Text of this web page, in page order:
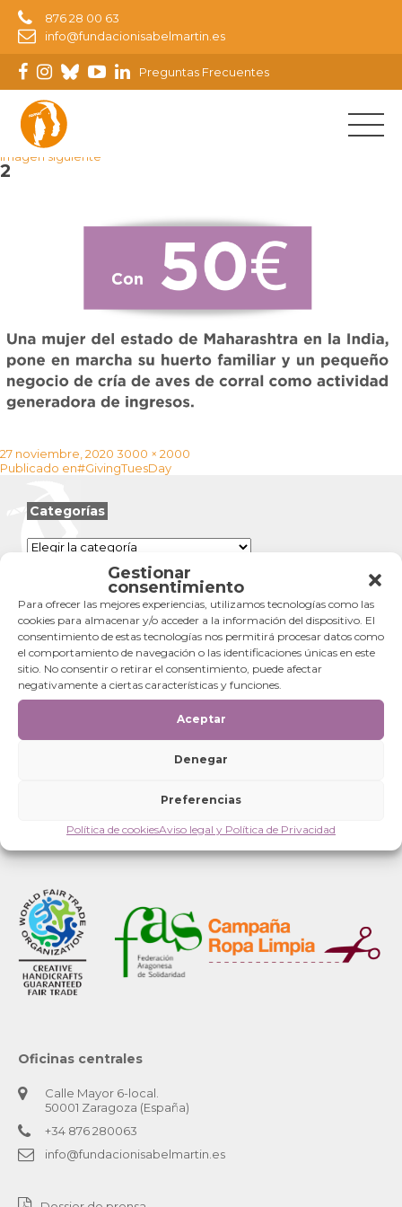
Gestionar
consentimiento
Para ofrecer las mejores experiencias, utilizamos tecnologías como las
cookies para almacenar y/o acceder a la información del dispositivo. El
consentimiento de estas tecnologías nos permitirá procesar datos como
el comportamiento de navegación o las identificaciones únicas en este
sitio. No consentir o retirar el consentimiento, puede afectar
negativamente a ciertas características y funciones.
Aceptar
Denegar
Preferencias
Política de cookiesAviso legal y Política de Privacidad
876 28 00 63
info@fundacionisabelmartin.es
Preguntas Frecuentes
Imagen anterior
Imagen siguiente
2
Publicado
el
27 noviembre, 2020 Tamaño
completo
3000 × 2000
Navegación
Publicado en#GivingTuesDay
Categorías
Categorías
Oficinas centrales
Calle Mayor 6-local.
50001 Zaragoza (España)
+34 876 280063
info@fundacionisabelmartin.es